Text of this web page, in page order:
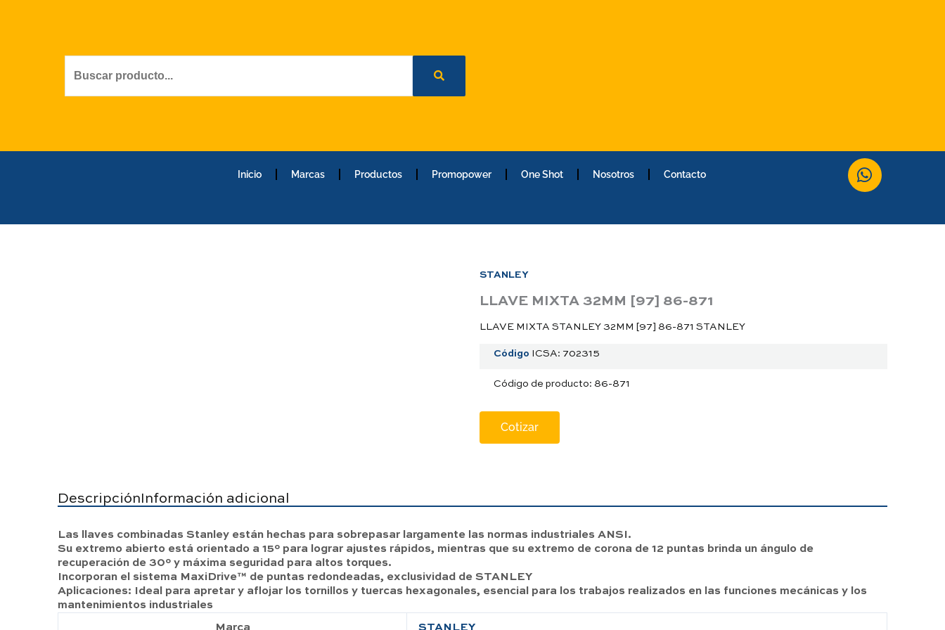
Inicio Marcas Productos Promopower One Shot Nosotros Contacto
W
h
STANLEY
LLAVE MIXTA 32MM [97] 86-871
LLAVE MIXTA STANLEY 32MM [97] 86-871 STANLEY
Código ICSA: 702315
Código de producto: 86-871
Cotizar
DescripciónInformación adicional
Las llaves combinadas Stanley están hechas para sobrepasar largamente las normas industriales ANSI.
Su extremo abierto está orientado a 15º para lograr ajustes rápidos, mientras que su extremo de corona de 12 puntas brinda un ángulo de
recuperación de 30º y máxima seguridad para altos torques.
Incorporan el sistema MaxiDrive™ de puntas redondeadas, exclusividad de STANLEY
Aplicaciones: Ideal para apretar y aflojar los tornillos y tuercas hexagonales, esencial para los trabajos realizados en las funciones mecánicas y los
mantenimientos industriales